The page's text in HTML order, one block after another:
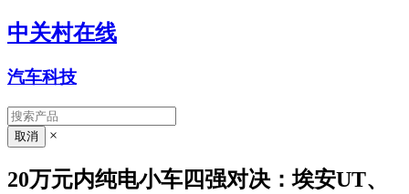
中关村在线
汽车科技
×
20万元内纯电小车四强对决：埃安UT、